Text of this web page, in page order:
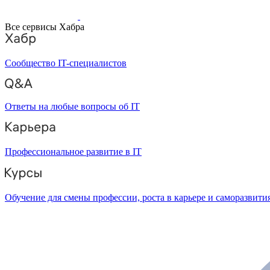
Все сервисы Хабра
Сообщество IT-специалистов
Ответы на любые вопросы об IT
Профессиональное развитие в IT
Обучение для смены профессии, роста в карьере и